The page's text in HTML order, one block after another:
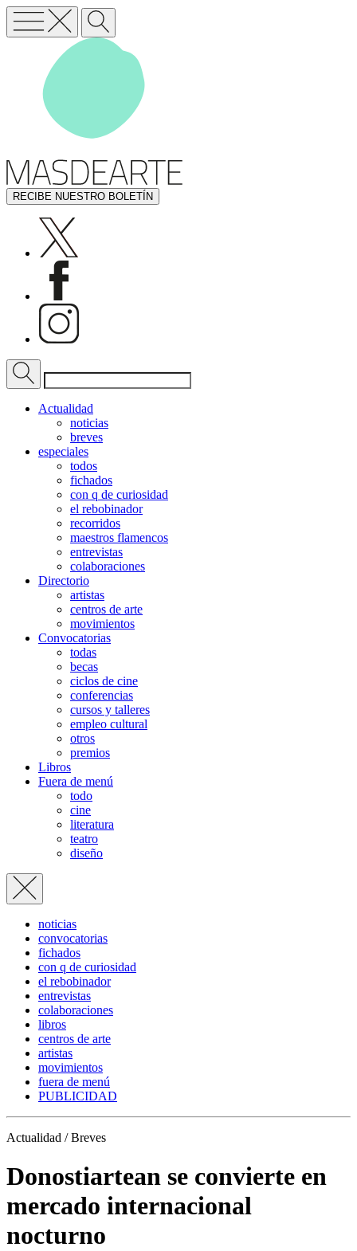
RECIBE NUESTRO BOLETÍN
Actualidad
noticias
breves
especiales
todos
fichados
con q de curiosidad
el rebobinador
recorridos
maestros flamencos
entrevistas
colaboraciones
Directorio
artistas
centros de arte
movimientos
Convocatorias
todas
becas
ciclos de cine
conferencias
cursos y talleres
empleo cultural
otros
premios
Libros
Fuera de menú
todo
cine
literatura
teatro
diseño
noticias
convocatorias
fichados
con q de curiosidad
el rebobinador
entrevistas
colaboraciones
libros
centros de arte
artistas
movimientos
fuera de menú
PUBLICIDAD
Actualidad / Breves
Donostiartean se convierte en
mercado internacional
nocturno